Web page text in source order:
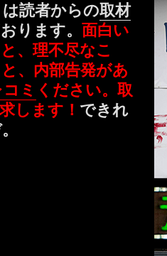
読者からの取材
ります。面白い
、理不尽なこ
、内部告発があ
ミ ください。取
します！ できれ